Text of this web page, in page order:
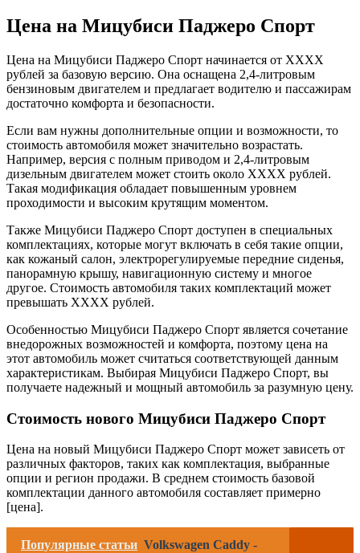
Цена на Мицубиси Паджеро Спорт
Цена на Мицубиси Паджеро Спорт начинается от XXXX
рублей за базовую версию. Она оснащена 2,4-литровым
бензиновым двигателем и предлагает водителю и пассажирам
достаточно комфорта и безопасности.
Если вам нужны дополнительные опции и возможности, то
стоимость автомобиля может значительно возрастать.
Например, версия с полным приводом и 2,4-литровым
дизельным двигателем может стоить около XXXX рублей.
Такая модификация обладает повышенным уровнем
проходимости и высоким крутящим моментом.
Также Мицубиси Паджеро Спорт доступен в специальных
комплектациях, которые могут включать в себя такие опции,
как кожаный салон, электрорегулируемые передние сиденья,
панорамную крышу, навигационную систему и многое
другое. Стоимость автомобиля таких комплектаций может
превышать XXXX рублей.
Особенностью Мицубиси Паджеро Спорт является сочетание
внедорожных возможностей и комфорта, поэтому цена на
этот автомобиль может считаться соответствующей данным
характеристикам. Выбирая Мицубиси Паджеро Спорт, вы
получаете надежный и мощный автомобиль за разумную цену.
Стоимость нового Мицубиси Паджеро Спорт
Цена на новый Мицубиси Паджеро Спорт может зависеть от
различных факторов, таких как комплектация, выбранные
опции и регион продажи. В среднем стоимость базовой
комплектации данного автомобиля составляет примерно
[цена].
Популярные статьи Volkswagen Caddy -